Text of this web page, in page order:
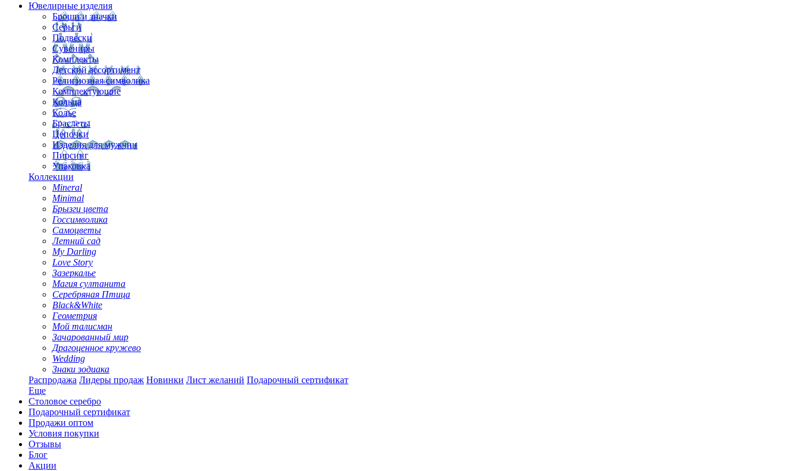
Ювелирные изделия
Броши и значки
Серьги
Подвески
Сувениры
Комплекты
Детский ассортимент
Религиозная символика
Комплектующие
Кольца
Колье
Браслеты
Цепочки
Изделия для мужчин
Пирсинг
Упаковка
Коллекции
Mineral
Minimal
Брызги цвета
Госсимволика
Самоцветы
Летний сад
My Darling
Love Story
Зазеркалье
Магия султанита
Серебряная Птица
Black&White
Геометрия
Мой талисман
Зачарованный мир
Драгоценное кружево
Wedding
Знаки зодиака
Распродажа Лидеры продаж Новинки Лист желаний Подарочный сертификат
Еще
Столовое серебро
Подарочный сертификат
Продажи оптом
Условия покупки
Отзывы
Блог
Акции